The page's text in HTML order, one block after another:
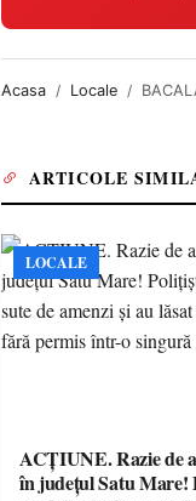
Acasa Locale
ARTICOLE
LOCALE
ACȚIUNE. Razie de
în județul Satu Mare!